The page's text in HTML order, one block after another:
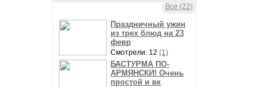
Все (22)
Праздничный ужин
из трех блюд на 23
февр
Смотрели: 12 (1)
БАСТУРМА ПО-
АРМЯНСКИ! Очень
простой и вк